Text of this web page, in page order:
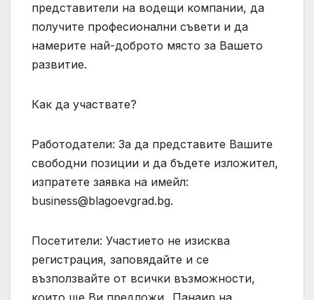
представители на водещи компании, да
получите професионални съвети и да
намерите най-доброто място за Вашето
развитие.
Как да участвате?
Работодатели: За да представите Вашите
свободни позиции и да бъдете изложител,
изпратете заявка на имейл:
business@blagoevgrad.bg.
Посетители: Участието не изисква
регистрация, заповядайте и се
възползвайте от всички възможности,